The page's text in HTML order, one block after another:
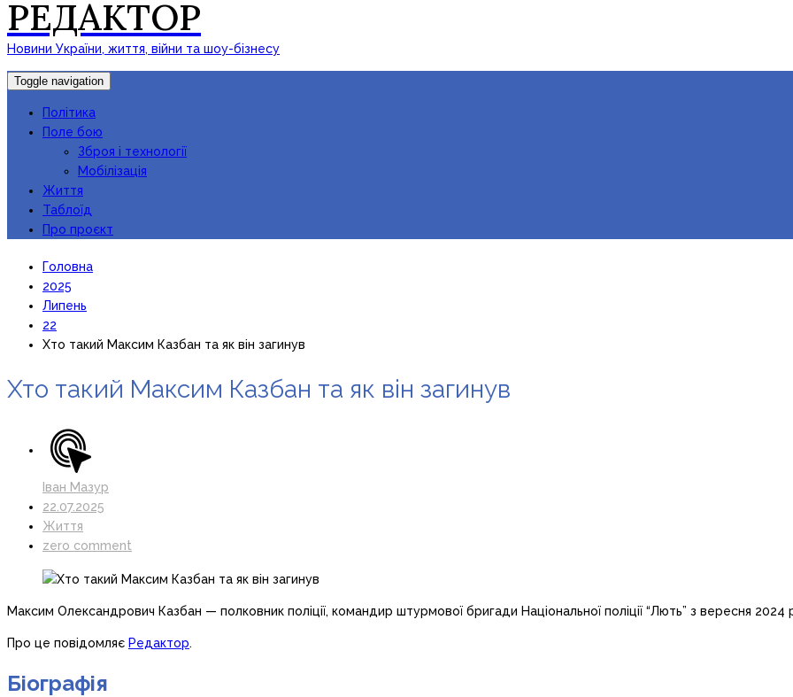
РЕДАКТОР
Новини України, життя, війни та шоу-бізнесу
Toggle navigation
Політика
Поле бою
Зброя і технології
Мобілізація
Життя
Таблоїд
Про проєкт
Головна
2025
Липень
22
Хто такий Максим Казбан та як він загинув
Хто такий Максим Казбан та як він загинув
Іван Мазур
22.07.2025
Життя
zero comment
Максим Олександрович Казбан — полковник поліції, командир штурмової бригади Національної поліції “Лють” з вересня 2024
Про це повідомляє Редактор.
Біографія